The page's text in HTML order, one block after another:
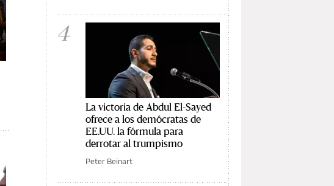
4
La victoria de Abdul El-Sayed
ofrece a los demócratas de
EE.UU. la fórmula para
derrotar al trumpismo
Peter Beinart